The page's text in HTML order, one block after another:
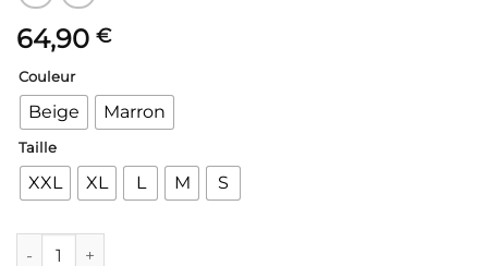
64,90 €
Couleur
Beige Marron
Taille
XXL XL L M S
quantité de Kimono Musulmane